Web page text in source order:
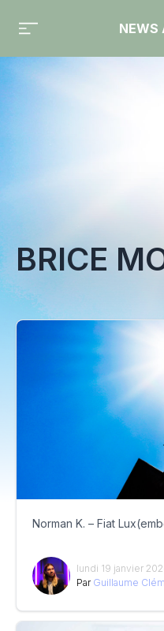
NEWS
Toute l'actualité sur le tag
BRICE
Norman K. – Fiat
lundi 19 janvier
Par Guillaume